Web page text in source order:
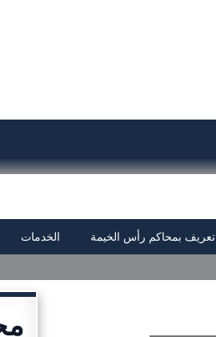
تعريف بمحاكم رأس الخيمة الخدمات